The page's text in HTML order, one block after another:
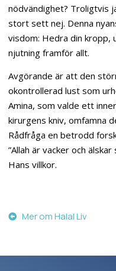
nödvändighet? Troligtvis
stort sett nej. Denna
visdom: Hedra din kropp,
njutning framför allt.
Avgörande är att den
okontrollerad lust som
Amina, som valde ett
kirurgens kniv, omfamna
Rådfråga en betrodd
”Allah är vacker och
Hans villkor.
Mer om Halal Liv